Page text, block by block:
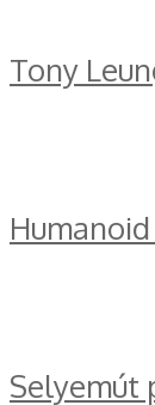
Tony
Selyemút